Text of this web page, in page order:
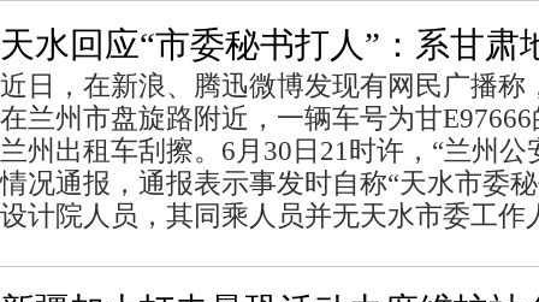
天水回应“市委秘书打人”：系甘肃
近日，在新浪、腾迅微博发现有网民广播称
在兰州市盘旋路附近，一辆车号为甘
兰州出租车刮擦。6月30日21时许，“兰州公
情况通报，通报表示事发时自称“天水市委
设计院人员，其同乘人员并无天水市委工作